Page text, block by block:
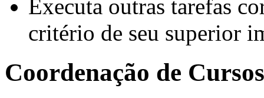
Executa outras tarefas
critério de seu superior
Coordenação de Cursos